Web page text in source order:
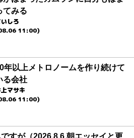
てみる
しろ
11:00)
年以上メトロノームを作り続けて
る会社
マサキ
11:00)
すが（2026.8.6 朝エッセイと更